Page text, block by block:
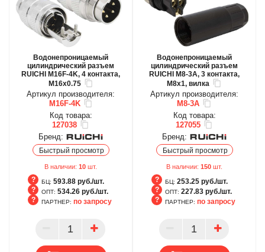
Водонепроницаемый
цилиндрический разъем
RUICHI M16F-4K, 4 контакта,
M16x0.75
Артикул производителя:
M16F-4K
Код товара:
127038
Бренд:
Быстрый просмотр
В наличии: 10 шт.
БЦ: 593.88 руб./шт.
ОПТ: 534.26 руб./шт.
ПАРТНЕР
ПАРТНЕР: по запросу
Водонепроницаемый
цилиндрический разъем
RUICHI M8-3A, 3 контакта,
M8x1, вилка
Артикул производителя:
M8-3A
Код товара:
127055
Бренд:
Быстрый просмотр
В наличии: 150 шт.
БЦ: 253.25 руб./шт.
ОПТ: 227.83 руб./шт.
ПАРТНЕР
ПАРТНЕР: по запросу